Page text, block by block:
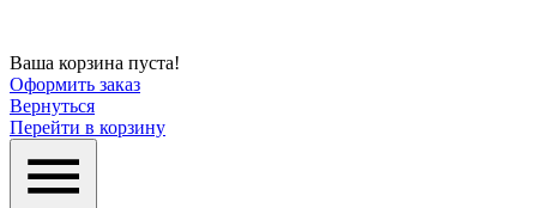
Ваша корзина пуста!
Оформить заказ
Вернуться
Перейти в корзину